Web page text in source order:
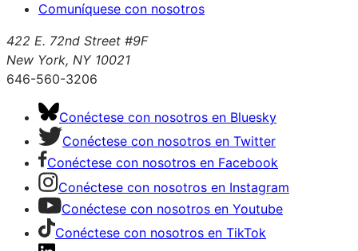
Comuníquese con nosotros
422 E. 72nd Street #9F
New York, NY 10021
646-560-3206
Conéctese con nosotros en Bluesky
Conéctese con nosotros en Twitter
Conéctese con nosotros en Facebook
Conéctese con nosotros en Instagram
Conéctese con nosotros en Youtube
Conéctese con nosotros en TikTok